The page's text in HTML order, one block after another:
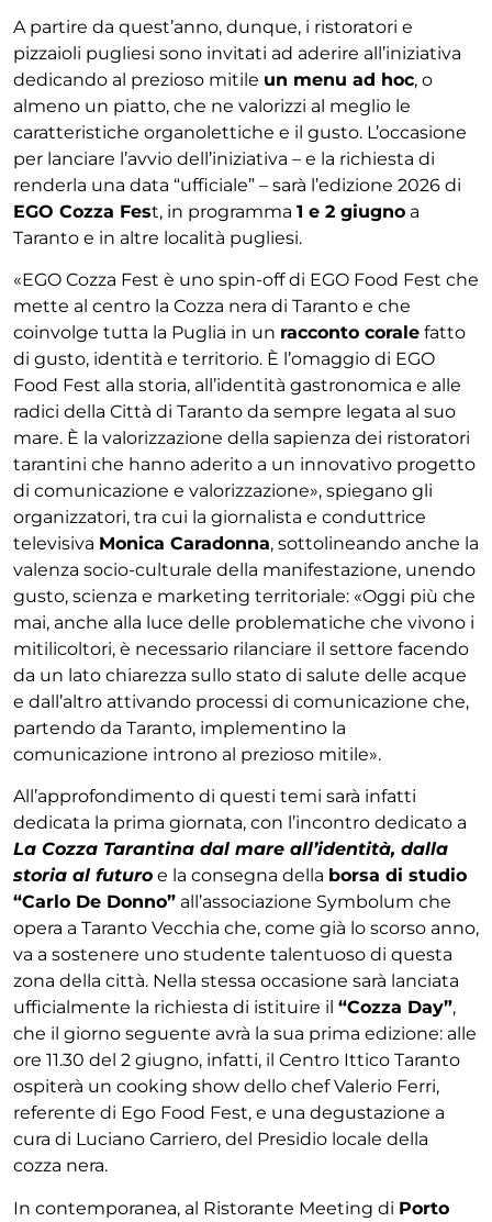
A partire da quest’anno, dunque, i ristoratori e
pizzaioli pugliesi sono invitati ad aderire all’iniziativa
dedicando al prezioso mitile un menu ad hoc, o
almeno un piatto, che ne valorizzi al meglio le
caratteristiche organolettiche e il gusto. L’occasione
per lanciare l’avvio dell’iniziativa – e la richiesta di
renderla una data “ufficiale” – sarà l’edizione 2026 di
EGO Cozza Fest, in programma 1 e 2 giugno a
Taranto e in altre località pugliesi.
«EGO Cozza Fest è uno spin-off di EGO Food Fest che
mette al centro la Cozza nera di Taranto e che
coinvolge tutta la Puglia in un racconto corale fatto
di gusto, identità e territorio. È l’omaggio di EGO
Food Fest alla storia, all’identità gastronomica e alle
radici della Città di Taranto da sempre legata al suo
mare. È la valorizzazione della sapienza dei ristoratori
tarantini che hanno aderito a un innovativo progetto
di comunicazione e valorizzazione», spiegano gli
organizzatori, tra cui la giornalista e conduttrice
televisiva Monica Caradonna, sottolineando anche la
valenza socio-culturale della manifestazione, unendo
gusto, scienza e marketing territoriale: «Oggi più che
mai, anche alla luce delle problematiche che vivono i
mitilicoltori, è necessario rilanciare il settore facendo
da un lato chiarezza sullo stato di salute delle acque
e dall’altro attivando processi di comunicazione che,
partendo da Taranto, implementino la
comunicazione introno al prezioso mitile».
All’approfondimento di questi temi sarà infatti
dedicata la prima giornata, con l’incontro dedicato a
La Cozza Tarantina dal mare all’identità, dalla
storia al futuro e la consegna della borsa di studio
“Carlo De Donno” all’associazione Symbolum che
opera a Taranto Vecchia che, come già lo scorso anno,
va a sostenere uno studente talentuoso di questa
zona della città. Nella stessa occasione sarà lanciata
ufficialmente la richiesta di istituire il “Cozza Day”,
che il giorno seguente avrà la sua prima edizione: alle
ore 11.30 del 2 giugno, infatti, il Centro Ittico Taranto
ospiterà un cooking show dello chef Valerio Ferri,
referente di Ego Food Fest, e una degustazione a
cura di Luciano Carriero, del Presidio locale della
cozza nera.
In contemporanea, al Ristorante Meeting di Porto